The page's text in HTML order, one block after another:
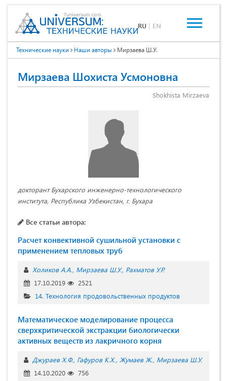
RU | EN
Технические науки Наши авторы Мирзаева Ш.У.
Мирзаева Шохиста Усмоновна
Shokhista Mirzaeva
докторант Бухарского инженерно-технологического
института, Республика Узбекистан, г. Бухара
Все статьи автора:
Расчет конвективной сушильной установки с
применением тепловых труб
Холиков А.А. Мирзаева Ш.У. Рахматов У.Р.
17.10.2019
2521
14. Технология продовольственных продуктов
Математическое моделирование процесса
сверхкритической экстракции биологически
активных веществ из лакричного корня
Джураев Х.Ф. Гафуров К.Х. Жумаев Ж. Мирзаева Ш.У.
14.10.2020
756